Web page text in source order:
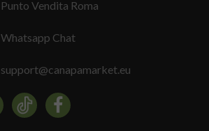
Punto Vendita Roma
Whatsapp Chat
support@canapamarket.eu